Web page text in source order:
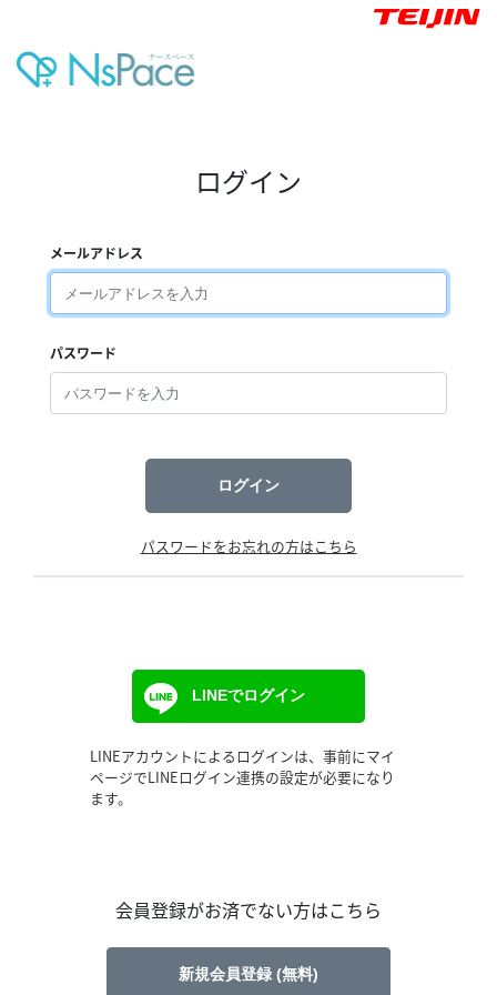
ログイン
メールアドレス
パスワード
ログイン
パスワードをお忘れの方はこちら
LINEでログイン
LINEアカウントによるログインは、事前にマイ
ページでLINEログイン連携の設定が必要になり
ます。
会員登録がお済でない方はこちら
新規会員登録 (無料)